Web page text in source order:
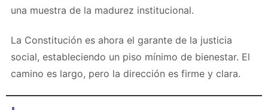
una muestra de la madurez institucional.
La Constitución es ahora el garante de la justicia
social, estableciendo un piso mínimo de bienestar. El
camino es largo, pero la dirección es firme y clara.